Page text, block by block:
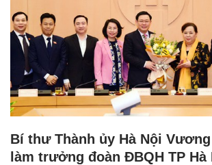
Bí thư Thành ủy Hà Nội
làm trưởng đoàn ĐBQH TP Hà